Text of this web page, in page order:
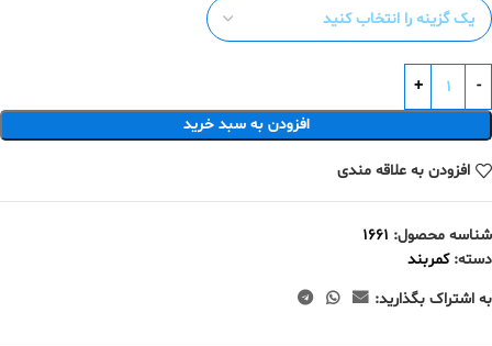
افزودن به سبد خرید
افزودن به علاقه مندی
شناسه محصول: ۱۶۶۱
دسته: کمربند
به اشتراک بگذارید: